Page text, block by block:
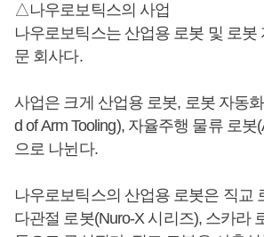
△나우로보틱스의 사업
나우로보틱스는 산업용 로봇 및 로봇
문 회사다.
사업은 크게 산업용 로봇, 로봇 자동
d of Arm Tooling), 자율주행 물류 로봇
으로 나뉜다.
나우로보틱스의 산업용 로봇은 직교
다관절 로봇(Nuro-X 시리즈), 스카라